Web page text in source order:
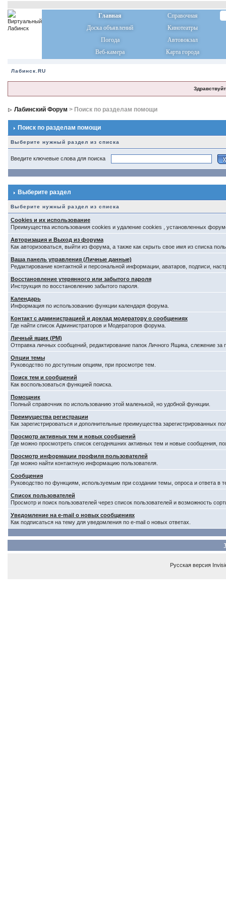
Главная
Справочная
Доска объявлений
Кинотеатры
Погода
Автовокзал
Веб-камера
Карта города
Лабинск.RU
Лабинский Форум > Поиск по разделам помощи
Поиск по разделам помощи
Выберите нужный раздел из списка
Введите ключевые слова для поиска
Выберите раздел
Выберите нужный раздел из списка
Cookies и их использование
Преимущества использования cookies и удаление cookies , установленных
Авторизация и Выход из форума
Как авторизоваться, выйти из форума, а также как скрыть свое имя из списка
Ваша панель управления (Личные данные)
Редактирование контактной и персональной информации, аватаров, подписи,
Восстановление утерянного или забытого пароля
Инструкция по восстановлению забытого пароля.
Календарь
Информация по использованию функции календаря форума.
Контакт с администрацией и доклад модератору о сообщениях
Где найти список Администраторов и Модераторов форума.
Личный ящик (PM)
Отправка личных сообщений, редактирование папок Личного Ящика, слежение
Опции темы
Руководство по доступным опциям, при просмотре тем.
Поиск тем и сообщений
Как воспользоваться функцией поиска.
Помощник
Полный справочник по использованию этой маленькой, но удобной функции.
Преимущества регистрации
Как зарегистрироваться и дополнительные преимущества зарегистрированных
Просмотр активных тем и новых сообщений
Где можно просмотреть список сегодняшних активных тем и новые сообщения,
Просмотр информации профиля пользователей
Где можно найти контактную информацию пользователя.
Сообщения
Руководство по функциям, используемым при создании темы, опроса и ответа в
Список пользователей
Просмотр и поиск пользователей через список пользователей и возможность
Уведомление на e-mail о новых сообщениях
Как подписаться на тему для уведомления по e-mail о новых ответах.
Русская версия